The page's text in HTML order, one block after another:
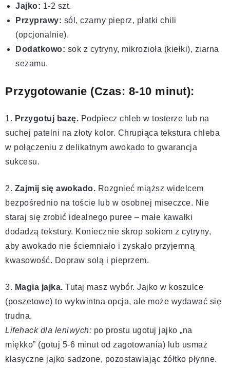
Jajko: 1-2 szt.
Przyprawy: sól, czarny pieprz, płatki chili
(opcjonalnie).
Dodatkowo: sok z cytryny, mikrozioła (kiełki), ziarna
sezamu.
Przygotowanie (Czas: 8-10 minut):
1. Przygotuj bazę. Podpiecz chleb w tosterze lub na
suchej patelni na złoty kolor. Chrupiąca tekstura chleba
w połączeniu z delikatnym awokado to gwarancja
sukcesu.
2. Zajmij się awokado. Rozgnieć miąższ widelcem
bezpośrednio na toście lub w osobnej miseczce. Nie
staraj się zrobić idealnego puree – małe kawałki
dodadzą tekstury. Koniecznie skrop sokiem z cytryny,
aby awokado nie ściemniało i zyskało przyjemną
kwasowość. Dopraw solą i pieprzem.
3. Magia jajka. Tutaj masz wybór. Jajko w koszulce
(poszetowe) to wykwintna opcja, ale może wydawać się
trudna.
Lifehack dla leniwych: po prostu ugotuj jajko „na
miękko” (gotuj 5-6 minut od zagotowania) lub usmaż
klasyczne jajko sadzone, pozostawiając żółtko płynne.